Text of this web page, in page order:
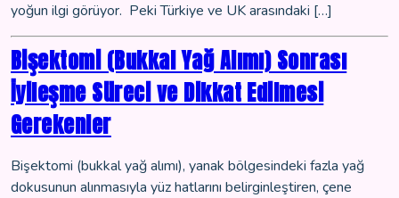
yoğun ilgi görüyor. Peki Türkiye ve UK arasındaki […]
Bişektomi (Bukkal Yağ Alımı) Sonrası
İyileşme Süreci ve Dikkat Edilmesi
Gerekenler
Bişektomi (bukkal yağ alımı), yanak bölgesindeki fazla yağ
dokusunun alınmasıyla yüz hatlarını belirginleştiren, çene